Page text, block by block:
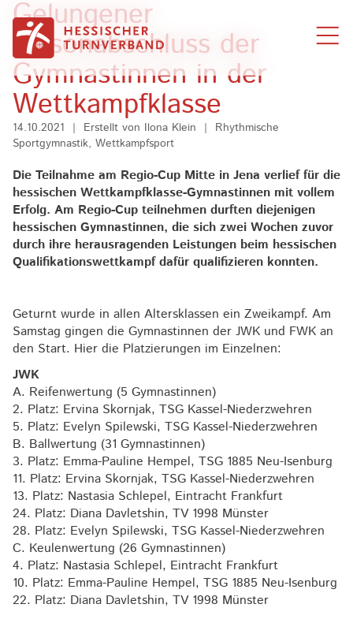
Zum Inhalt springen
Gelungener
Saisonabschluss der
Gymnastinnen in der
Wettkampfklasse
14.10.2021 | Erstellt von Ilona Klein | Rhythmische
Sportgymnastik, Wettkampfsport
Die Teilnahme am Regio-Cup Mitte in Jena verlief für die
hessischen Wettkampfklasse-Gymnastinnen mit vollem
Erfolg. Am Regio-Cup teilnehmen durften diejenigen
hessischen Gymnastinnen, die sich zwei Wochen zuvor
durch ihre herausragenden Leistungen beim hessischen
Qualifikationswettkampf dafür qualifizieren konnten.
Geturnt wurde in allen Altersklassen ein Zweikampf. Am
Samstag gingen die Gymnastinnen der JWK und FWK an
den Start. Hier die Platzierungen im Einzelnen:
JWK
A. Reifenwertung (5 Gymnastinnen)
2. Platz: Ervina Skornjak, TSG Kassel-Niederzwehren
5. Platz: Evelyn Spilewski, TSG Kassel-Niederzwehren
B. Ballwertung (31 Gymnastinnen)
3. Platz: Emma-Pauline Hempel, TSG 1885 Neu-Isenburg
11. Platz: Ervina Skornjak, TSG Kassel-Niederzwehren
13. Platz: Nastasia Schlepel, Eintracht Frankfurt
24. Platz: Diana Davletshin, TV 1998 Münster
28. Platz: Evelyn Spilewski, TSG Kassel-Niederzwehren
C. Keulenwertung (26 Gymnastinnen)
4. Platz: Nastasia Schlepel, Eintracht Frankfurt
10. Platz: Emma-Pauline Hempel, TSG 1885 Neu-Isenburg
22. Platz: Diana Davletshin, TV 1998 Münster